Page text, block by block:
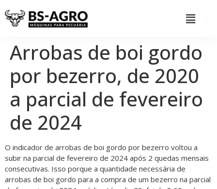
Arrobas de boi gordo
por bezerro, de 2020
a parcial de fevereiro
de 2024
O indicador de arrobas de boi gordo por bezerro voltou a
subir na parcial de fevereiro de 2024 após 2 quedas mensais
consecutivas. Isso porque a quantidade necessária de
arrobas de boi gordo para a compra de um bezerro na parcial